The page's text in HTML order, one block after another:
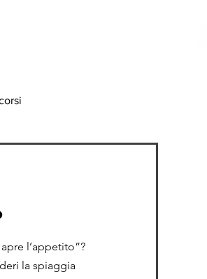
l’appetito”?
la spiaggia